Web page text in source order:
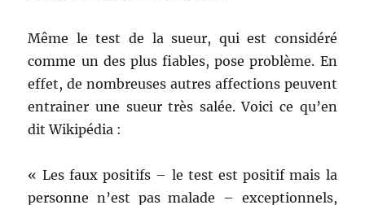
Même le test de la sueur, qui est considéré
comme un des plus fiables, pose problème. En
effet, de nombreuses autres affections peuvent
entrainer une sueur très salée. Voici ce qu’en
dit Wikipédia :
« Les faux positifs – le test est positif mais la
personne n’est pas malade – exceptionnels,